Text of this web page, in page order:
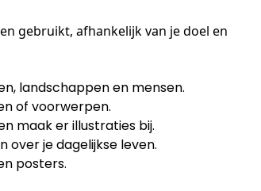
gebruikt, afhankelijk van je doel en
landschappen en mensen.
of voorwerpen.
maak er illustraties bij.
over je dagelijkse leven.
posters.